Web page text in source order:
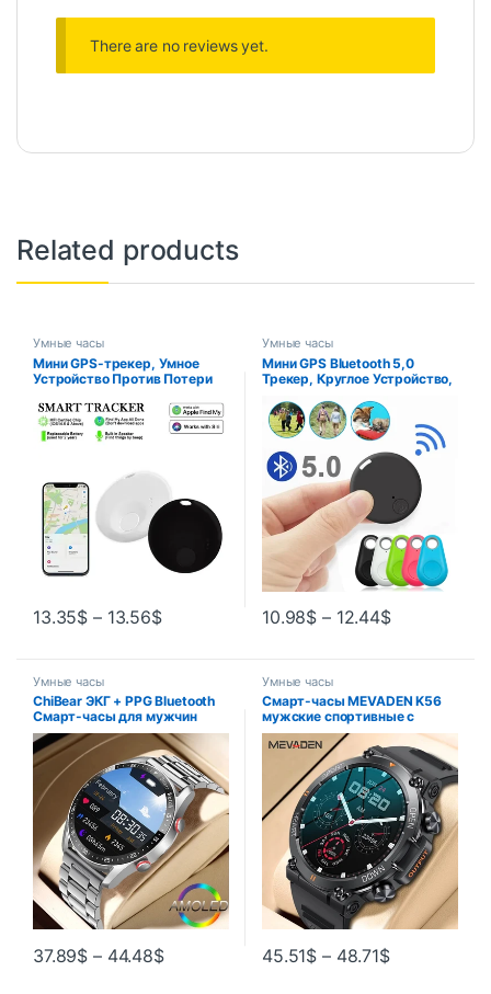
There are no reviews yet.
Related products
Умные часы
Мини GPS-трекер, Умное
Устройство Против Потери
Приложение «Найти Мое
Приложение»
13.35$ – 13.56$
Умные часы
Мини GPS Bluetooth 5,0
Трекер, Круглое Устройство,
Домашняя Детская Сумка
Для Домашних Животных
10.98$ – 12.44$
Умные часы
ChiBear ЭКГ + PPG Bluetooth
Смарт-часы для мужчин
Лазерный монитор здоровья
Артериальное давление
Фитнес-трекер Трекер сна
An…
37.89$ – 44.48$
Умные часы
Смарт-часы MEVADEN K56
мужские спортивные с
поддержкой Bluetooth, 1,39
дюйма, 400 мА · ч
45.51$ – 48.71$